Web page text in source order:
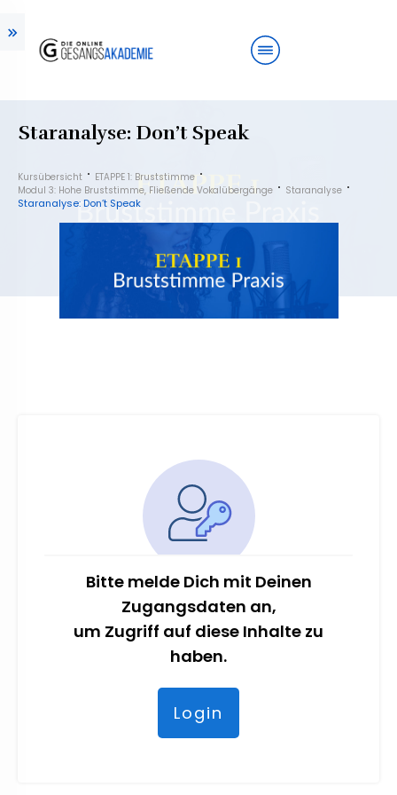
Staranalyse: Don’t Speak
Kursübersicht
ETAPPE 1: Bruststimme
Modul 3: Hohe Bruststimme, Fließende Vokalübergänge
Staranalyse
Staranalyse: Don’t Speak
Bitte melde Dich mit Deinen
Zugangsdaten an,
um Zugriff auf diese Inhalte zu
haben.
Login